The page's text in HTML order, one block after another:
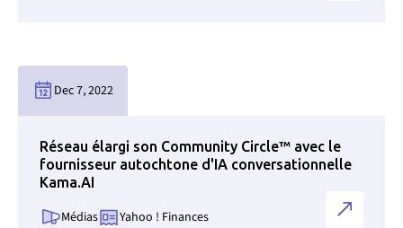
Dec 7, 2022
Réseau élargi son Community Circle™ avec le
fournisseur autochtone d'IA conversationnelle
Kama.AI
Médias Yahoo ! Finances